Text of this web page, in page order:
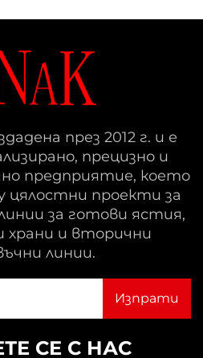
през 2012 г. и е
прецизно и
предприятие, което
цялостни проекти за
за готови ястия,
храни и вторични
линии.
СЕ С НАС